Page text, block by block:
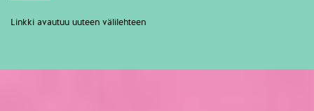
Linkki avautuu uuteen välilehteen